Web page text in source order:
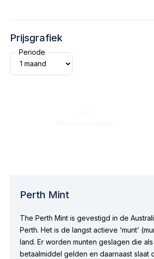
Prijsgrafiek
Periode
Perth Mint
The Perth Mint is gevestigd in de
Perth. Het is de langst actieve ‘munt’
land. Er worden munten geslagen die
betaalmiddel gelden en daarnaast slaat